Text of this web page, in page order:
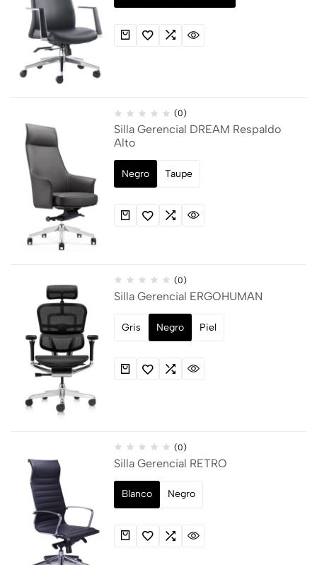
(0)
Silla Gerencial DREAM Respaldo
Alto
Negro Taupe
(0)
Silla Gerencial ERGOHUMAN
Gris Negro Piel
(0)
Silla Gerencial RETRO
Blanco Negro